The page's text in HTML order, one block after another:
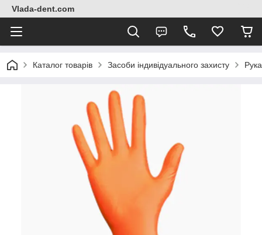
Vlada-dent.com
Каталог товарів Засоби індивідуального захисту